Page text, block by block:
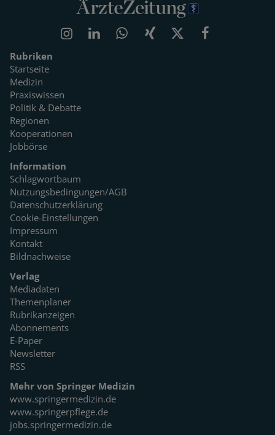
Rubriken
Startseite
Medizin
Praxiswissen
Politik & Debatte
Regionen
Kooperationen
Jobbörse
Information
Schlagwortbaum
Nutzungsbedingungen/AGB
Datenschutzerklärung
Cookie-Einstellungen
Impressum
Kontakt
Bildnachweise
Verlag
Mediadaten
Themenplaner
Rubrikanzeigen
Abonnements
E-Paper
Newsletter
RSS
Mehr von Springer Medizin
www.springermedizin.de
www.springerpflege.de
jobs.springermedizin.de